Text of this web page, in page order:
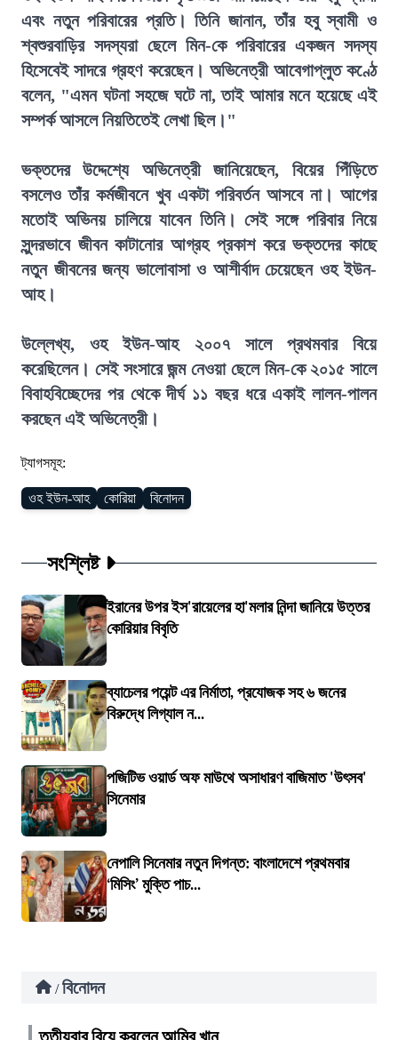
এবং নতুন পরিবারের প্রতি। তিনি জানান, তাঁর হবু স্বামী ও
শ্বশুরবাড়ির সদস্যরা ছেলে মিন-কে পরিবারের একজন সদস্য
হিসেবেই সাদরে গ্রহণ করেছেন। অভিনেত্রী আবেগাপ্লুত কণ্ঠে
বলেন, "এমন ঘটনা সহজে ঘটে না, তাই আমার মনে হয়েছে এই
সম্পর্ক আসলে নিয়তিতেই লেখা ছিল।"
ভক্তদের উদ্দেশ্যে অভিনেত্রী জানিয়েছেন, বিয়ের পিঁড়িতে
বসলেও তাঁর কর্মজীবনে খুব একটা পরিবর্তন আসবে না। আগের
মতোই অভিনয় চালিয়ে যাবেন তিনি। সেই সঙ্গে পরিবার নিয়ে
সুন্দরভাবে জীবন কাটানোর আগ্রহ প্রকাশ করে ভক্তদের কাছে
নতুন জীবনের জন্য ভালোবাসা ও আশীর্বাদ চেয়েছেন ওহ ইউন-
আহ।
উল্লেখ্য, ওহ ইউন-আহ ২০০৭ সালে প্রথমবার বিয়ে
করেছিলেন। সেই সংসারে জন্ম নেওয়া ছেলে মিন-কে ২০১৫ সালে
বিবাহবিচ্ছেদের পর থেকে দীর্ঘ ১১ বছর ধরে একাই লালন-পালন
করছেন এই অভিনেত্রী।
ট্যাগসমূহ:
ওহ ইউন-আহ কোরিয়া বিনোদন
সংশ্লিষ্ট
ইরানের উপর ইস'রায়েলের হা'মলার নিন্দা জানিয়ে উত্তর
কোরিয়ার বিবৃতি
ব্যাচেলর পয়েন্ট এর নির্মাতা, প্রযোজক সহ ৬ জনের
বিরুদ্ধে লিগ্যাল ন...
পজিটিভ ওয়ার্ড অফ মাউথে অসাধারণ বাজিমাত 'উৎসব'
সিনেমার
নেপালি সিনেমার নতুন দিগন্ত: বাংলাদেশে প্রথমবার
‘মিসিং’ মুক্তি পাচ...
/ বিনোদন